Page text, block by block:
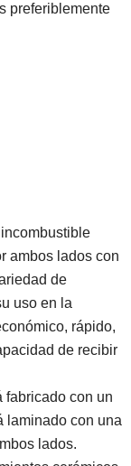
preferiblemente
ambos lados con
de
uso en la
rápido,
de recibir
fabricado con un
laminado con una
lados.